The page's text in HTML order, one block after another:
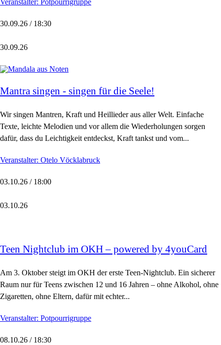
Veranstalter: Potpourrigruppe
30.09.26 / 18:30
30.09.26
Mantra singen - singen für die Seele!
Wir singen Mantren, Kraft und Heillieder aus aller Welt. Einfache
Texte, leichte Melodien und vor allem die Wiederholungen sorgen
dafür, dass du Leichtigkeit entdeckst, Kraft tankst und vom...
Veranstalter: Otelo Vöcklabruck
03.10.26 / 18:00
03.10.26
Teen Nightclub im OKH – powered by 4youCard
Am 3. Oktober steigt im OKH der erste Teen-Nightclub. Ein sicherer
Raum nur für Teens zwischen 12 und 16 Jahren – ohne Alkohol, ohne
Zigaretten, ohne Eltern, dafür mit echter...
Veranstalter: Potpourrigruppe
08.10.26 / 18:30